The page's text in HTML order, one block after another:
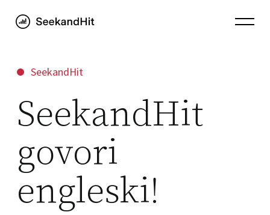
SeekandHit
SeekandHit
govori
engleski!